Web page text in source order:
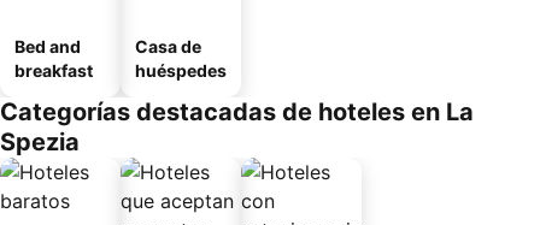
Bed and
breakfast
Casa de
huéspedes
Categorías destacadas de hoteles en La
Spezia